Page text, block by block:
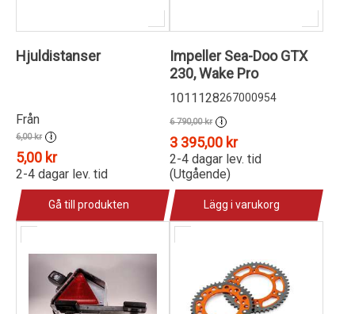
Hjuldistanser
Från
6,00 kr i
5,00 kr
2-4 dagar lev. tid
Gå till produkten
Impeller Sea-Doo GTX
230, Wake Pro
1011128267000954
6 790,00 kr i
3 395,00 kr
2-4 dagar lev. tid
(Utgående)
Lägg i varukorg